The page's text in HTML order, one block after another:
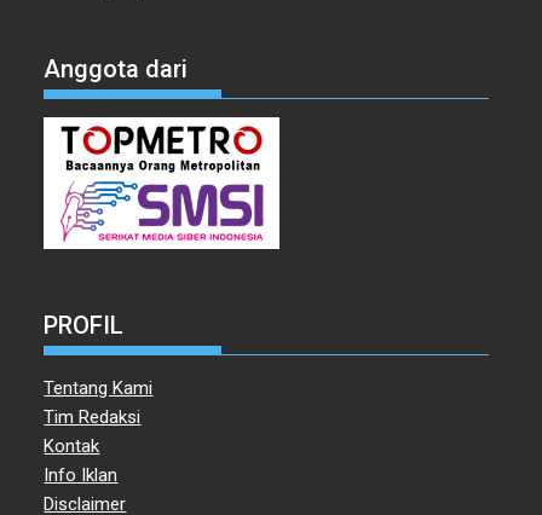
Anggota dari
PROFIL
Tentang Kami
Tim Redaksi
Kontak
Info Iklan
Disclaimer